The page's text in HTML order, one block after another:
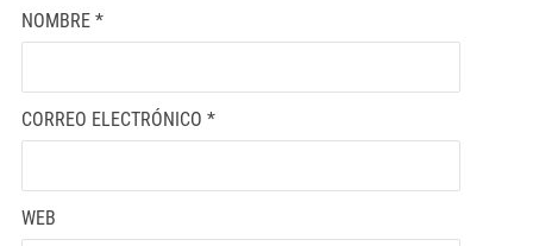
NOMBRE *
CORREO ELECTRÓNICO *
WEB